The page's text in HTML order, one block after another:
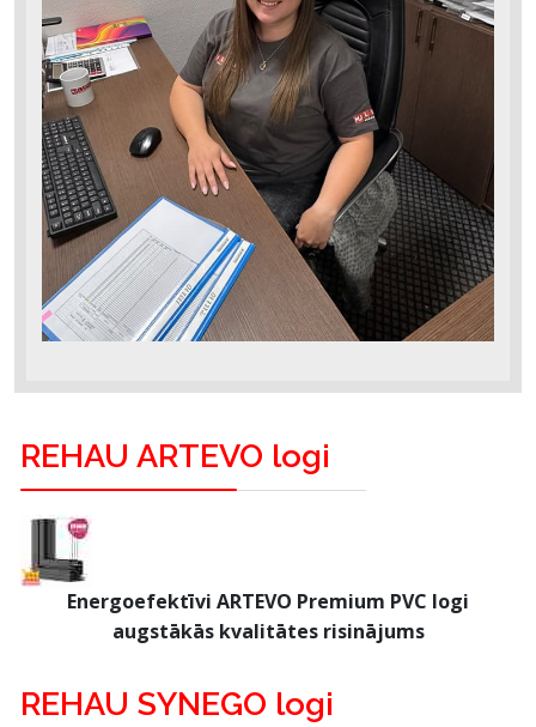
REHAU ARTEVO logi
Energoefektīvi ARTEVO Premium PVC logi
augstākās kvalitātes risinājums
REHAU SYNEGO logi